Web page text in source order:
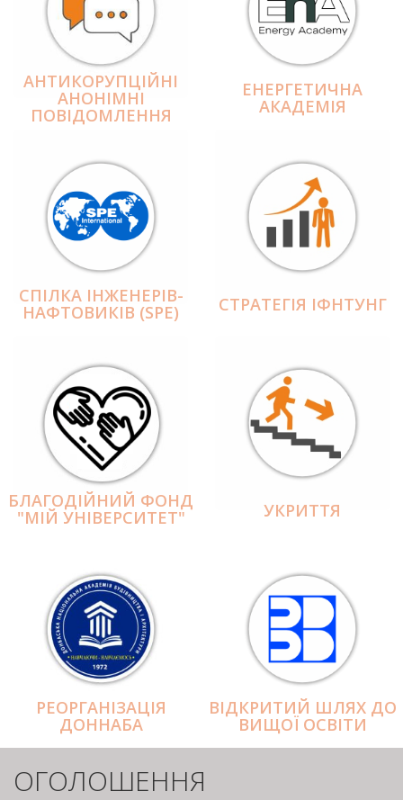
АНТИКОРУПЦІЙНІ
АНОНІМНІ
ПОВІДОМЛЕННЯ
ЕНЕРГЕТИЧНА
АКАДЕМІЯ
СПІЛКА ІНЖЕНЕРІВ-
НАФТОВИКІВ (SPE) СТРАТЕГІЯ ІФНТУНГ
БЛАГОДІЙНИЙ ФОНД
"МІЙ УНІВЕРСИТЕТ" УКРИТТЯ
РЕОРГАНІЗАЦІЯ
ДОННАБА
ВІДКРИТИЙ ШЛЯХ ДО
ВИЩОЇ ОСВІТИ
ОГОЛОШЕННЯ